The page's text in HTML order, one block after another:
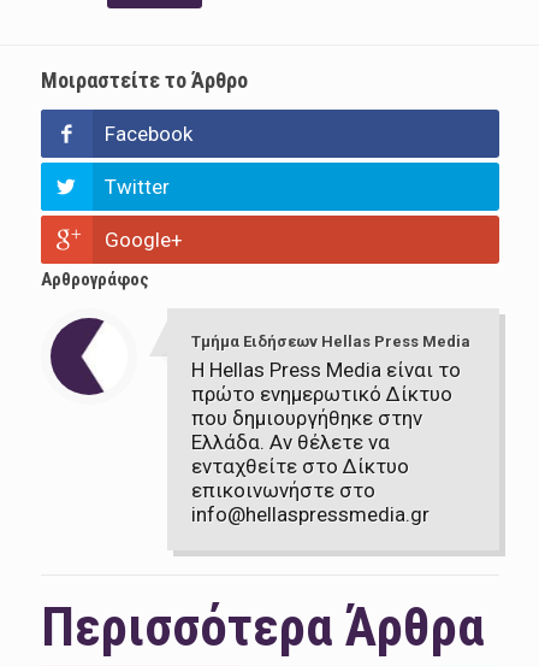
Μοιραστείτε το Άρθρο
Facebook
Twitter
Google+
Αρθρογράφος
Τμήμα Ειδήσεων Hellas Press Media
Η Hellas Press Media είναι το
πρώτο ενημερωτικό Δίκτυο
που δημιουργήθηκε στην
Ελλάδα. Αν θέλετε να
ενταχθείτε στο Δίκτυο
επικοινωνήστε στο
info@hellaspressmedia.gr
Περισσότερα Άρθρα